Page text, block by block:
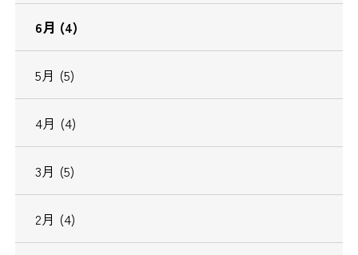
6月 (4)
5月 (5)
4月 (4)
3月 (5)
2月 (4)